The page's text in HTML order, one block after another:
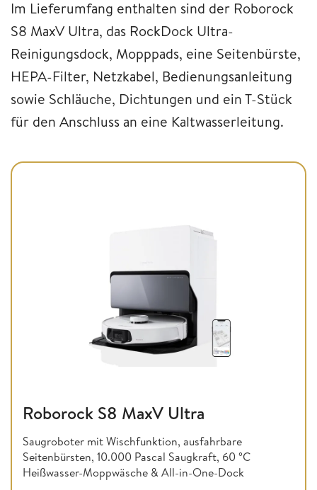
Im Lieferumfang enthalten sind der Roborock
S8 MaxV Ultra, das RockDock Ultra-
Reinigungsdock, Mopppads, eine Seitenbürste,
HEPA-Filter, Netzkabel, Bedienungsanleitung
sowie Schläuche, Dichtungen und ein T-Stück
für den Anschluss an eine Kaltwasserleitung.
Roborock S8 MaxV Ultra
Saugroboter mit Wischfunktion, ausfahrbare
Seitenbürsten, 10.000 Pascal Saugkraft, 60 °C
Heißwasser-Moppwäsche & All-in-One-Dock